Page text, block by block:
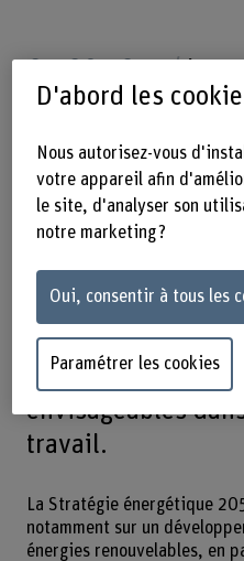
05.09.2023 Le
d’installations
réseau électrique.
extension du
cependant pas
de recherche du
systèmes
école spécialisée
présente les
envisageables
travail.
La Stratégie énergétique
notamment sur un
énergies renouvelables, en
D'abord les
Nous autorisez-vous
votre appareil afin
le site, d'analyser son
notre marketing ?
Oui, consentir à tous les
Paramétrer les cookies